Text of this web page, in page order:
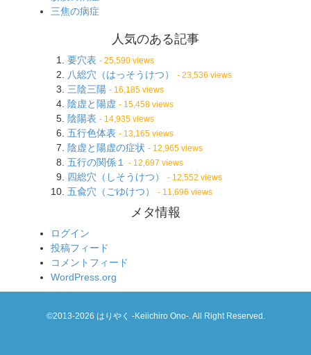
三焦の病症
人気のある記事
要穴表 - 25,590 views
八総穴（はっそうけつ） - 23,536 views
三陰三陽 - 16,185 views
陰虚と陽虚 - 15,458 views
陰陽表 - 14,935 views
五行色体表 - 13,165 views
陰虚と陽虚の症状 - 12,965 views
五行の関係１ - 12,697 views
四総穴（しそうけつ） - 12,552 views
五兪穴（ごゆけつ） - 11,696 views
メタ情報
ログイン
投稿フィード
コメントフィード
WordPress.org
©2013-2026 はりやく -Keiichiro Ono-. All Right Reserved.